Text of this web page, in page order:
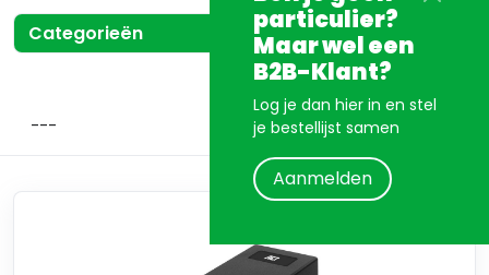
particulier?
Maar wel een
B2B-Klant?
Log je dan hier in en stel
je bestellijst samen
Aanmelden
Categorieën